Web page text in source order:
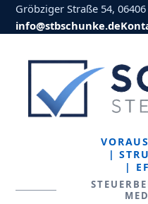
Gröbziger Straße 54,
info@stbschunke.de
|
|